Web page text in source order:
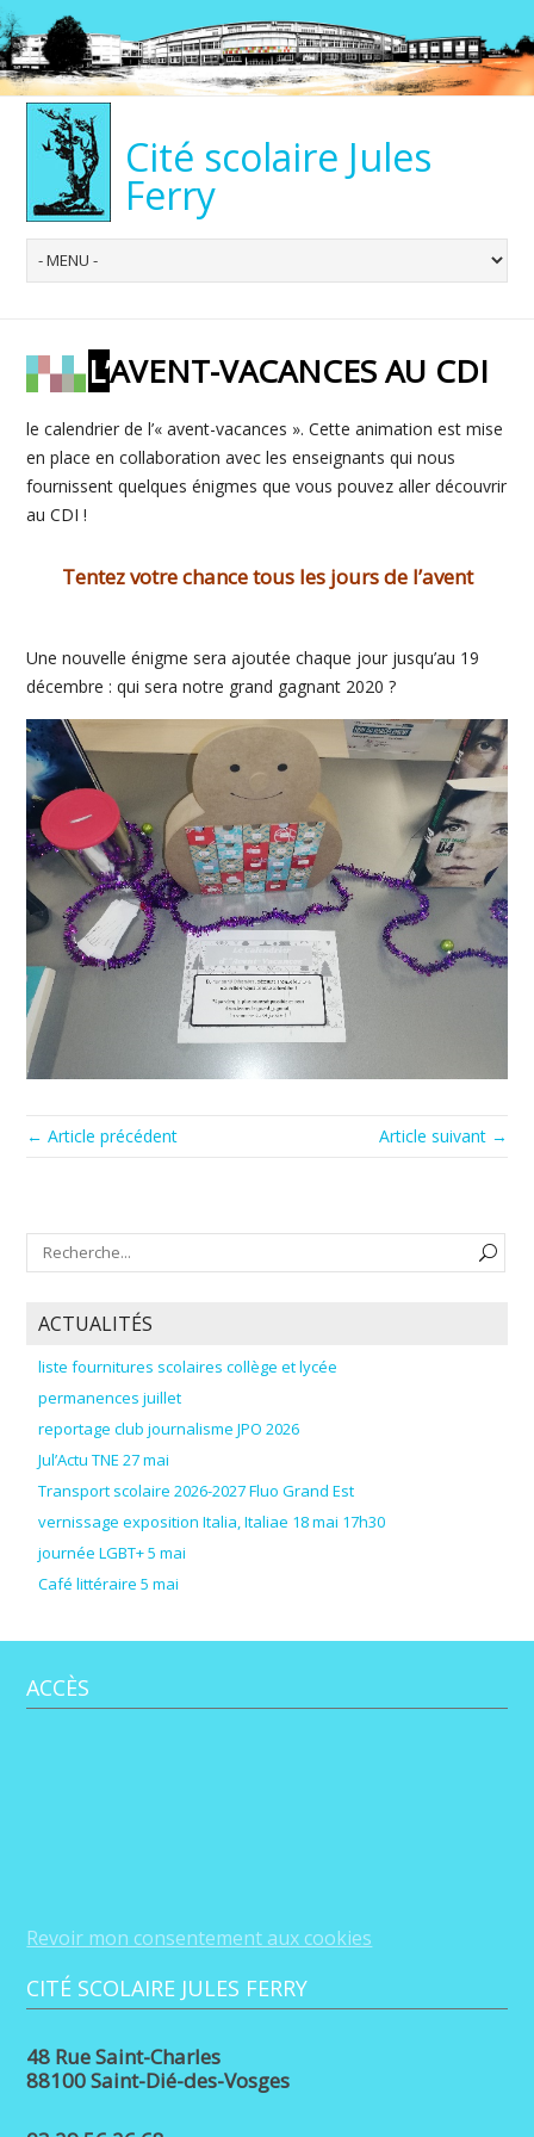
Cité scolaire Jules
Ferry
L’AVENT-VACANCES AU CDI
le calendrier de l’« avent-vacances ». Cette animation est mise
en place en collaboration avec les enseignants qui nous
fournissent quelques énigmes que vous pouvez aller découvrir
au CDI !
Tentez votre chance tous les jours de l’avent
Une nouvelle énigme sera ajoutée chaque jour jusqu’au 19
décembre : qui sera notre grand gagnant 2020 ?
← Article précédent Article suivant →
ACTUALITÉS
liste fournitures scolaires collège et lycée
permanences juillet
reportage club journalisme JPO 2026
Jul’Actu TNE 27 mai
Transport scolaire 2026-2027 Fluo Grand Est
vernissage exposition Italia, Italiae 18 mai 17h30
journée LGBT+ 5 mai
Café littéraire 5 mai
ACCÈS
Revoir mon consentement aux cookies
CITÉ SCOLAIRE JULES FERRY
48 Rue Saint-Charles
88100 Saint-Dié-des-Vosges